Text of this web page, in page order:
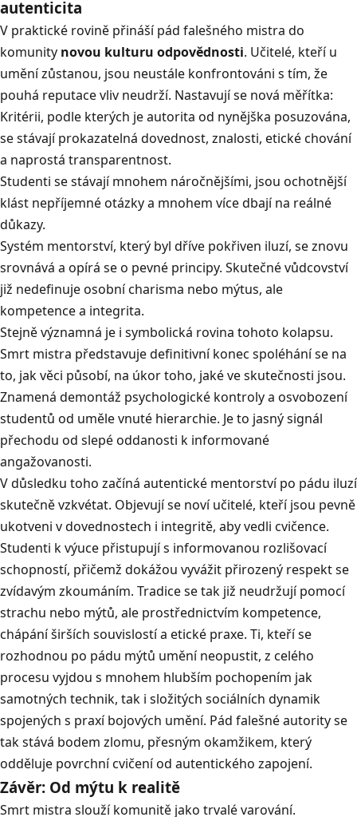
autenticita
V praktické rovině přináší pád falešného mistra do
komunity novou kulturu odpovědnosti. Učitelé, kteří u
umění zůstanou, jsou neustále konfrontováni s tím, že
pouhá reputace vliv neudrží. Nastavují se nová měřítka:
Kritérii, podle kterých je autorita od nynějška posuzována,
se stávají prokazatelná dovednost, znalosti, etické chování
a naprostá transparentnost.
Studenti se stávají mnohem náročnějšími, jsou ochotnější
klást nepříjemné otázky a mnohem více dbají na reálné
důkazy.
Systém mentorství, který byl dříve pokřiven iluzí, se znovu
srovnává a opírá se o pevné principy. Skutečné vůdcovství
již nedefinuje osobní charisma nebo mýtus, ale
kompetence a integrita.
Stejně významná je i symbolická rovina tohoto kolapsu.
Smrt mistra představuje definitivní konec spoléhání se na
to, jak věci působí, na úkor toho, jaké ve skutečnosti jsou.
Znamená demontáž psychologické kontroly a osvobození
studentů od uměle vnuté hierarchie. Je to jasný signál
přechodu od slepé oddanosti k informované
angažovanosti.
V důsledku toho začíná autentické mentorství po pádu iluzí
skutečně vzkvétat. Objevují se noví učitelé, kteří jsou pevně
ukotveni v dovednostech i integritě, aby vedli cvičence.
Studenti k výuce přistupují s informovanou rozlišovací
schopností, přičemž dokážou vyvážit přirozený respekt se
zvídavým zkoumáním. Tradice se tak již neudržují pomocí
strachu nebo mýtů, ale prostřednictvím kompetence,
chápání širších souvislostí a etické praxe. Ti, kteří se
rozhodnou po pádu mýtů umění neopustit, z celého
procesu vyjdou s mnohem hlubším pochopením jak
samotných technik, tak i složitých sociálních dynamik
spojených s praxí bojových umění. Pád falešné autority se
tak stává bodem zlomu, přesným okamžikem, který
odděluje povrchní cvičení od autentického zapojení.
Závěr: Od mýtu k realitě
Smrt mistra slouží komunitě jako trvalé varování.